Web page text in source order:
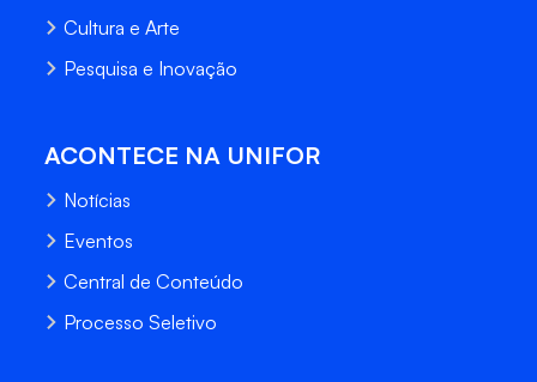
Cultura e Arte
Pesquisa e Inovação
ACONTECE NA UNIFOR
Notícias
Eventos
Central de Conteúdo
Processo Seletivo